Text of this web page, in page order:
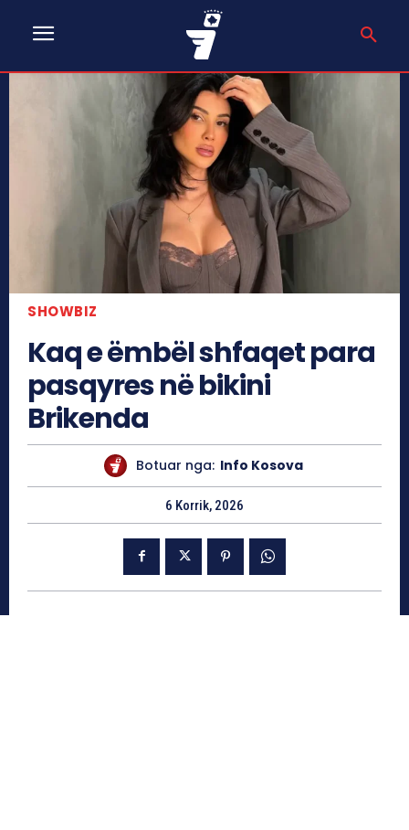
SHOWBIZ
Kaq e ëmbël shfaqet para
pasqyres në bikini
Brikenda
Botuar nga: Info Kosova
6 Korrik, 2026